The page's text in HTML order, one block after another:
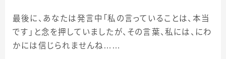
最後に、あなたは発言中「私の言っていることは、本当
です」と念を押していましたが、その言葉、私には、にわ
かには信じられませんね……